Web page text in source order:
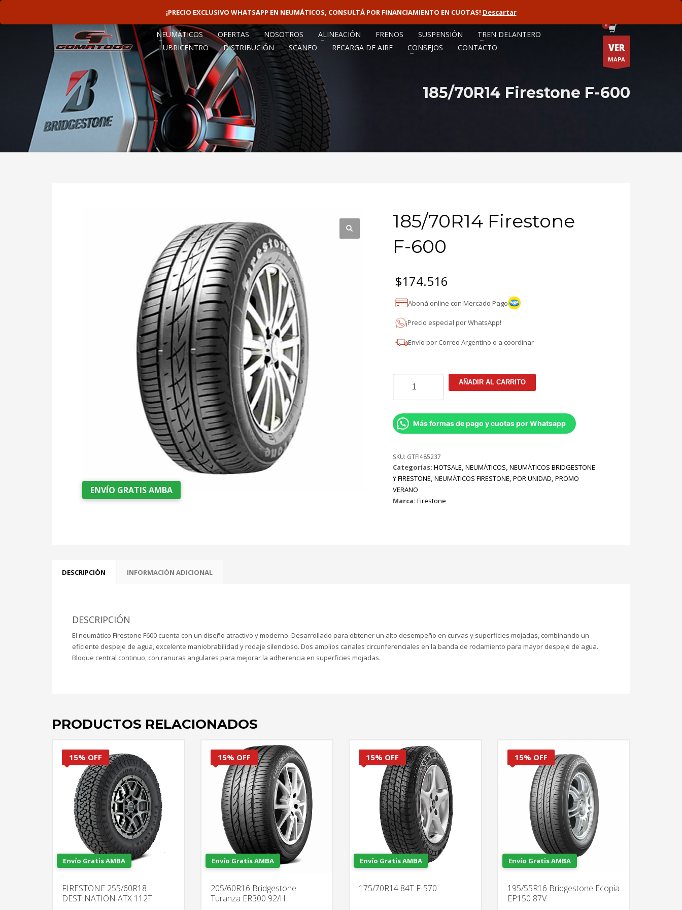
LINEAS ROTATIVAS:4797-9156 VENTA MAYORISTA FLOTAS
NEUMÁTICOS OFERTAS NOSOTROS ALINEACIÓN FRENOS SUSPENSIÓN
TREN DELANTERO
LUBRICENTRO
DISTRIBUCIÓN SCANEO RECARGA DE AIRE CONSEJOS CONTACTO VER
MAPA
185/70R14 Firestone F-600
ENVÍO GRATIS AMBA
185/70R14 Firestone
F-600
$174.516
Aboná online con Mercado Pago
¡Precio especial por WhatsApp!
Envío por Correo Argentino o a coordinar
Firestone
F-
600
cantidad
AÑADIR AL CARRITO
Más formas de pago y cuotas por Whatsapp
SKU: GTFI485237
Categorías: HOTSALE, NEUMÁTICOS, NEUMÁTICOS BRIDGESTONE
Y FIRESTONE, NEUMÁTICOS FIRESTONE, POR UNIDAD, PROMO
VERANO
Marca: Firestone
DESCRIPCIÓN INFORMACIÓN ADICIONAL
DESCRIPCIÓN
El neumático Firestone F600 cuenta con un diseño atractivo y moderno. Desarrollado para obtener un alto desempeño en curvas y superficies mojadas, combinando un
eficiente despeje de agua, excelente maniobrabilidad y rodaje silencioso. Dos amplios canales circunferenciales en la banda de rodamiento para mayor despeje de agua.
Bloque central continuo, con ranuras angulares para mejorar la adherencia en superficies mojadas.
PRODUCTOS RELACIONADOS
15% OFF
Envío Gratis AMBA
FIRESTONE 255/60R18
DESTINATION ATX 112T
15% OFF
Envío Gratis AMBA
205/60R16 Bridgestone
Turanza ER300 92/H
15% OFF
Envío Gratis AMBA
175/70R14 84T F-570
15% OFF
Envío Gratis AMBA
195/55R16 Bridgestone Ecopia
EP150 87V
¡PRECIO EXCLUSIVO WHATSAPP EN NEUMÁTICOS, CONSULTÁ POR FINANCIAMIENTO EN CUOTAS! Descartar